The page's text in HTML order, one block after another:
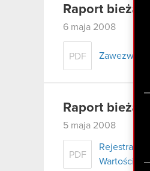
Raport
6 maja 2008
PDF
Raport
5 maja 2008
PDF
Rejestracja